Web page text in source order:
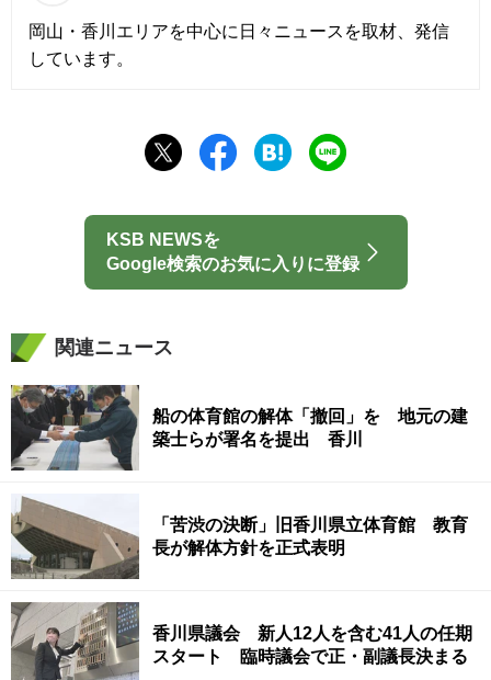
岡山・香川エリアを中心に日々ニュースを取材、発信
しています。
KSB NEWSを
Google検索のお気に入りに登録
関連ニュース
船の体育館の解体「撤回」を 地元の建
築士らが署名を提出 香川
「苦渋の決断」旧香川県立体育館 教育
長が解体方針を正式表明
香川県議会 新人12人を含む41人の任期
スタート 臨時議会で正・副議長決まる